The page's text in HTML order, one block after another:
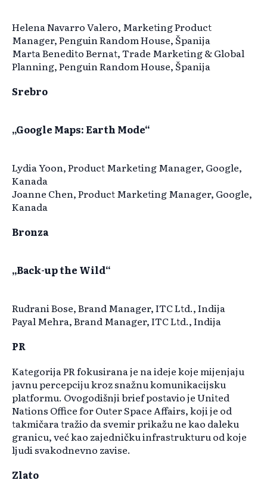
Helena Navarro Valero, Marketing Product
Manager, Penguin Random House, Španija
Marta Benedito Bernat, Trade Marketing & Global
Planning, Penguin Random House, Španija
Srebro
„Google Maps: Earth Mode“
Lydia Yoon, Product Marketing Manager, Google,
Kanada
Joanne Chen, Product Marketing Manager, Google,
Kanada
Bronza
„Back-up the Wild“
Rudrani Bose, Brand Manager, ITC Ltd., Indija
Payal Mehra, Brand Manager, ITC Ltd., Indija
PR
Kategorija PR fokusirana je na ideje koje mijenjaju
javnu percepciju kroz snažnu komunikacijsku
platformu. Ovogodišnji brief postavio je United
Nations Office for Outer Space Affairs, koji je od
takmičara tražio da svemir prikažu ne kao daleku
granicu, već kao zajedničku infrastrukturu od koje
ljudi svakodnevno zavise.
Zlato